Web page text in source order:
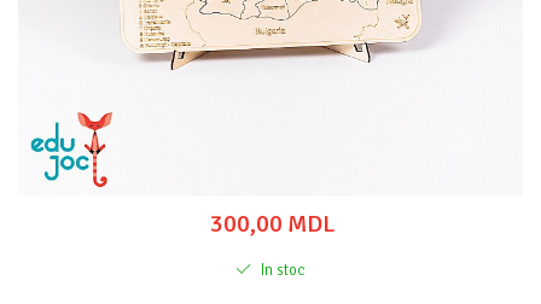
300,00 MDL
In stoc